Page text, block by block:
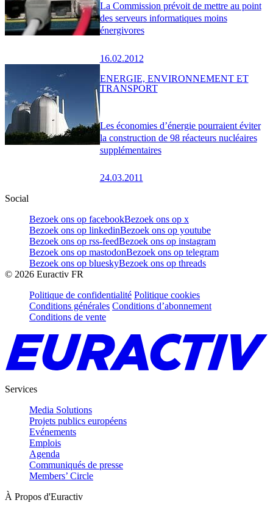
La Commission prévoit de mettre au point
des serveurs informatiques moins
énergivores
16.02.2012
Les économies d’énergie pourraient éviter
la construction de 98 réacteurs nucléaires
supplémentaires
24.03.2011
ENERGIE, ENVIRONNEMENT ET
TRANSPORT
Social
Bezoek ons op facebookBezoek ons op x
Bezoek ons op linkedinBezoek ons op youtube
Bezoek ons op rss-feedBezoek ons op instagram
Bezoek ons op mastodonBezoek ons op telegram
Bezoek ons op blueskyBezoek ons op threads
© 2026 Euractiv FR
Politique de confidentialité Politique cookies
Conditions générales Conditions d’abonnement
Conditions de vente
Services
Media Solutions
Projets publics européens
Evénements
Emplois
Agenda
Communiqués de presse
Members’ Circle
À Propos d'Euractiv